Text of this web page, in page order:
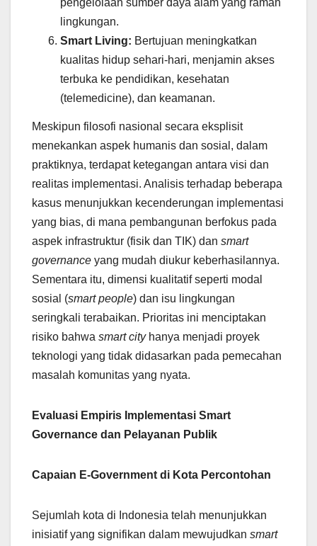
pengelolaan sumber daya alam yang ramah
lingkungan.
Smart Living: Bertujuan meningkatkan
kualitas hidup sehari-hari, menjamin akses
terbuka ke pendidikan, kesehatan
(telemedicine), dan keamanan.
Meskipun filosofi nasional secara eksplisit
menekankan aspek humanis dan sosial, dalam
praktiknya, terdapat ketegangan antara visi dan
realitas implementasi. Analisis terhadap beberapa
kasus menunjukkan kecenderungan implementasi
yang bias, di mana pembangunan berfokus pada
aspek infrastruktur (fisik dan TIK) dan smart
governance yang mudah diukur keberhasilannya.
Sementara itu, dimensi kualitatif seperti modal
sosial (smart people) dan isu lingkungan
seringkali terabaikan. Prioritas ini menciptakan
risiko bahwa smart cityhanya menjadi proyek
teknologi yang tidak didasarkan pada pemecahan
masalah komunitas yang nyata.
Evaluasi Empiris Implementasi Smart
Governance dan Pelayanan Publik
Capaian E-Government di Kota Percontohan
Sejumlah kota di Indonesia telah menunjukkan
inisiatif yang signifikan dalam mewujudkan smart